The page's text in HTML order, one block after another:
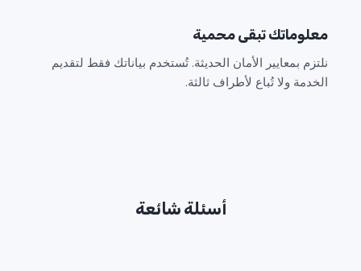
معلوماتك تبقى محمية
نلتزم بمعايير الأمان الحديثة. تُستخدم بياناتك فقط لتقديم
الخدمة ولا تُباع لأطراف ثالثة.
أسئلة شائعة